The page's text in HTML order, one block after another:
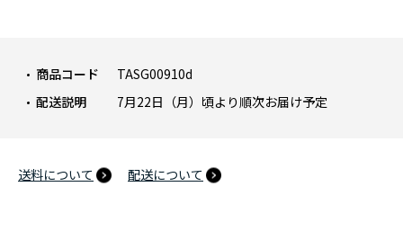
商品コード
TASG00910d
配送説明
7月22日（月）頃より順次お届け予定
送料について 配送について